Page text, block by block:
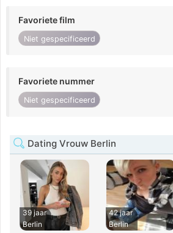
Favoriete film
Niet gespecificeerd
Favoriete nummer
Niet gespecificeerd
Dating Vrouw Berlin
39 jaar
Berlin
42 jaar
Berlin